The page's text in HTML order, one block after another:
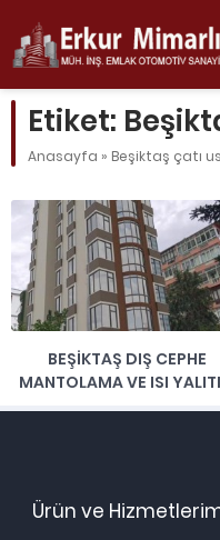
Etiket:
Anasayfa » Beşiktaş çatı
BEŞIKTAŞ DIŞ CEPHE
MANTOLAMA VE ISI
Ürün ve